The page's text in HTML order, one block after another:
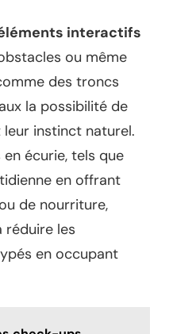
interactifs
ou même
des troncs
la possibilité de
instinct naturel.
écurie, tels que
en offrant
de nourriture,
réduire les
en occupant